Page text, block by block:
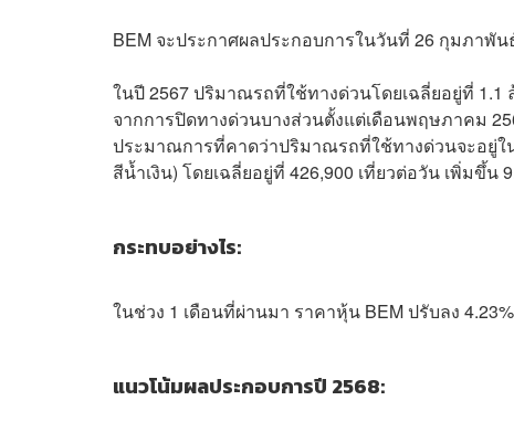
BEM จะประกาศผลประกอบการในวันที่ 26 กุมภาพัน
ในปี 2567 ปริมาณรถที่ใช้ทางด่วนโดยเฉลี่ยอยู่ที่
จากการปิดทางด่วนบางส่วนตั้งแต่เดือนพฤษภาคม
ประมาณการที่คาดว่าปริมาณรถที่ใช้ทางด่วนจะอยู่ใ
สีน้ำเงิน) โดยเฉลี่ยอยู่ที่ 426,900 เที่ยวต่อวัน เพิ่มขึ้น
กระทบอย่างไร:
ในช่วง 1 เดือนที่ผ่านมา ราคาหุ้น BEM ปรับลง
แนวโน้มผลประกอบการปี 2568: